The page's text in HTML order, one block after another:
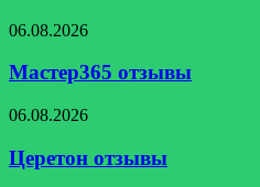
Мастер365
06.08.2026
Мастер365 отзывы
Церетон
06.08.2026
Церетон отзывы